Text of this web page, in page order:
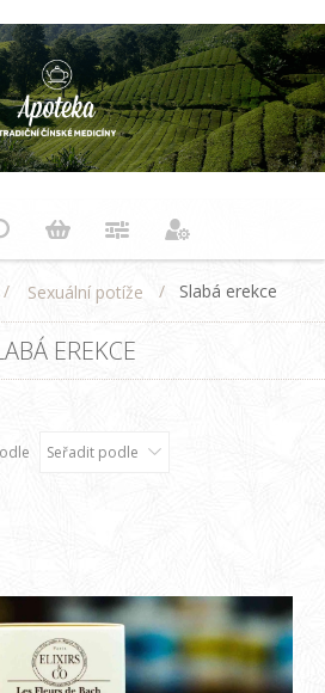
/ Sexuální potíže / Slabá erekce
EREKCE
Seřadit podle